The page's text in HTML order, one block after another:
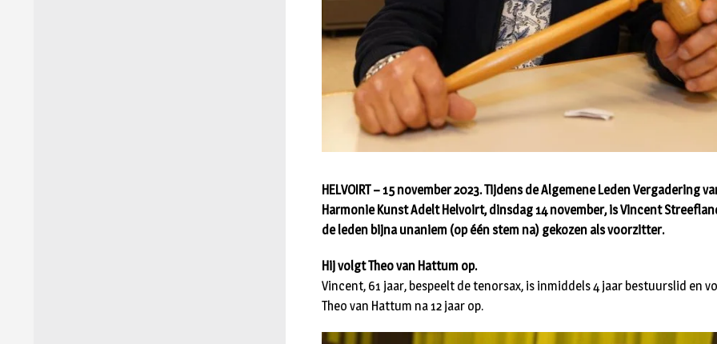
HELVOIRT – 15 november 2023. Tijdens de Algemene Leden Vergadering
Harmonie Kunst Adelt Helvoirt, dinsdag 14 november, is Vincent
de leden bijna unaniem (op één stem na) gekozen als voorzitter.
Hij volgt Theo van Hattum op.
Vincent, 61 jaar, bespeelt de tenorsax, is inmiddels 4 jaar bestuurslid en
Theo van Hattum na 12 jaar op.